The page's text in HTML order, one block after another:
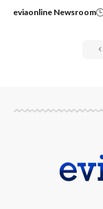
eviaonline Newsroom